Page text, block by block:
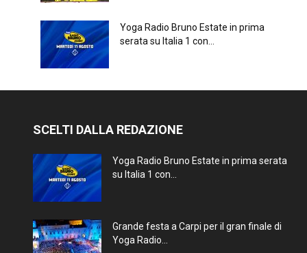
Yoga Radio Bruno Estate in prima
serata su Italia 1 con...
SCELTI DALLA REDAZIONE
Yoga Radio Bruno Estate in prima serata
su Italia 1 con...
Grande festa a Carpi per il gran finale di
Yoga Radio...